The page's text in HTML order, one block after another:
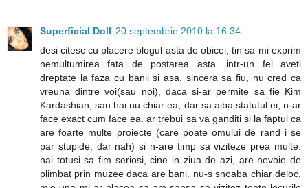
Superficial Doll 20 septembrie 2010 la 16:34
desi citesc cu placere blogul asta de obicei, tin sa-mi exprim
nemultumirea fata de postarea asta. intr-un fel aveti
dreptate la faza cu banii si asa, sincera sa fiu, nu cred ca
vreuna dintre voi(sau noi), daca si-ar permite sa fie Kim
Kardashian, sau hai nu chiar ea, dar sa aiba statutul ei, n-ar
face exact cum face ea. ar trebui sa va ganditi si la faptul ca
are foarte multe proiecte (care poate omului de rand i se
par stupide, dar nah) si n-are timp sa viziteze prea multe.
hai totusi sa fim seriosi, cine in ziua de azi, are nevoie de
plimbat prin muzee daca are bani. nu-s snoaba chiar deloc,